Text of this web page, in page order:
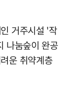
거주시설 '작
나눔숲이 완공
운 취약계층